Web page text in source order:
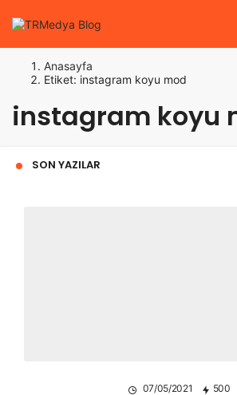
Anasayfa
Etiket: instagram koyu mod
instagram koyu
SON YAZILAR
07/05/2021 500